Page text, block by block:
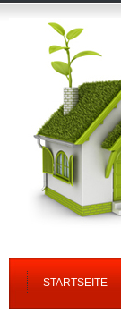
STARTSEITE